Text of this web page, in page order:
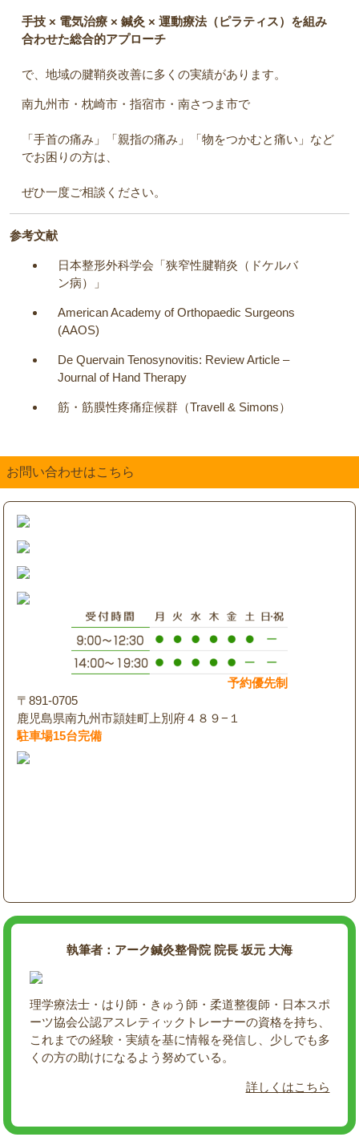
手技 × 電気治療 × 鍼灸 × 運動療法（ピラティス）を組み
合わせた総合的アプローチ
で、地域の腱鞘炎改善に多くの実績があります。
南九州市・枕崎市・指宿市・南さつま市で
「手首の痛み」「親指の痛み」「物をつかむと痛い」など
でお困りの方は、
ぜひ一度ご相談ください。
参考文献
日本整形外科学会「狭窄性腱鞘炎（ドケルバ
ン病）」
American Academy of Orthopaedic Surgeons
(AAOS)
De Quervain Tenosynovitis: Review Article –
Journal of Hand Therapy
筋・筋膜性疼痛症候群（Travell & Simons）
お問い合わせはこちら
予約優先制
〒891-0705
鹿児島県南九州市頴娃町上別府４８９−１
駐車場15台完備
執筆者：アーク鍼灸整骨院 院長 坂元 大海
理学療法士・はり師・きゅう師・柔道整復師・日本スポ
ーツ協会公認アスレティックトレーナーの資格を持ち、
これまでの経験・実績を基に情報を発信し、少しでも多
くの方の助けになるよう努めている。
詳しくはこちら